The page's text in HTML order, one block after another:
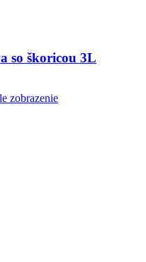
so škoricou 3L
zobrazenie